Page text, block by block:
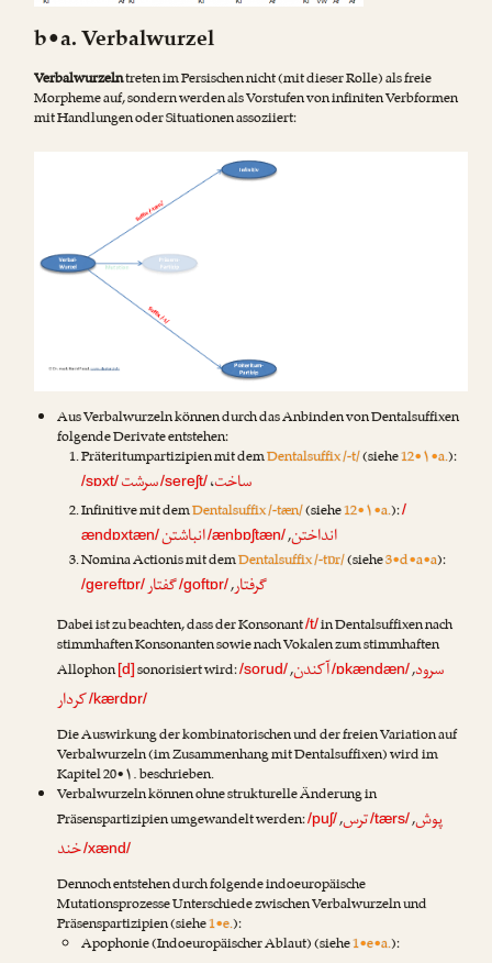
b•a. Verbalwurzel
Verbalwurzelntreten im Persischen nicht (mit dieser Rolle) als freie
Morpheme auf, sondern werden als Vorstufen von infiniten Verbformen
mit Handlungen oder Situationen assoziiert:
Aus Verbalwurzeln können durch das Anbinden von Dentalsuffixen
folgende Derivate entstehen:
Präteritumpartizipien mit demDentalsuffix /-t/(siehe12•۱•a.):
/sɒxt/ ساخت،/sereʃt/سرشت
Infinitive mit demDentalsuffix /-tæn/(siehe12•۱•a.):/
ændɒxtæn/
انداختن,
/ænbɒʃtæn/انباشتن
Nomina Actionis mit demDentalsuffix /-tɒr/(siehe3•d•a•a):
/gereftɒr/ گرفتار,
/goftɒr/گفتار
Dabei ist zu beachten, dass der Konsonant/t/in Dentalsuffixen nach
stimmhaften Konsonanten sowie nach Vokalen zum stimmhaften
Allophon[d]sonorisiert wird:/sorud/ سرود,
/ɒkændæn/آکندن,
/kærdɒr/کردار
Die Auswirkung der kombinatorischen und der freien Variation auf
Verbalwurzeln (im Zusammenhang mit Dentalsuffixen) wird im
Kapitel 20•۱. beschrieben.
Verbalwurzeln können ohne strukturelle Änderung in
Präsenspartizipien umgewandelt werden:/puʃ/ پوش,
/tærs/ترس,
/xænd/خند
Dennoch entstehen durch folgende indoeuropäische
Mutationsprozesse Unterschiede zwischen Verbalwurzeln und
Präsenspartizipien (siehe1•e.):
Apophonie (Indoeuropäischer Ablaut) (siehe1•e•a.):